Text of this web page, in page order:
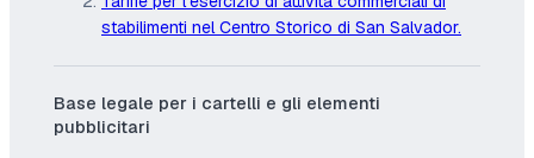
stabilimenti nel Centro Storico di San Salvador.
Base legale per i cartelli e gli elementi
pubblicitari